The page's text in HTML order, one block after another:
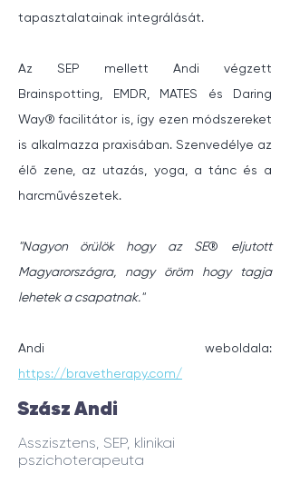
Szász Andi
Asszisztens, SEP, klinikai
pszichoterapeuta
tapasztalatainak integrálását.
Az SEP mellett Andi végzett
Brainspotting, EMDR, MATES és Daring
Way® facilitátor is, így ezen módszereket
is alkalmazza praxisában. Szenvedélye az
élő zene, az utazás, yoga, a tánc és a
harcművészetek.
"Nagyon örülök hogy az SE® eljutott
Magyarországra, nagy öröm hogy tagja
lehetek a csapatnak."
https://bravetherapy.com/